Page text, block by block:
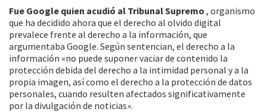
Fue Google quien acudió al Tribunal Supremo , organismo
que ha decidido ahora que el derecho al olvido digital
prevalece frente al derecho a la información, que
argumentaba Google. Según sentencian, el derecho a la
información «no puede suponer vaciar de contenido la
protección debida del derecho a la intimidad personal y a la
propia imagen, así como el derecho a la protección de datos
personales, cuando resulten afectados significativamente
por la divulgación de noticias».